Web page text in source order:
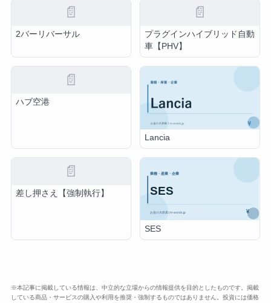
📄
2バーリバーサル
📄
プラグインハイブリッド自動
車【PHV】
📄
ハブ空港
Lancia
📄
差し押さえ【強制執行】
SES
※本記事に掲載している情報は、中立的な立場からの情報提供を目的としたものです。掲載
している商品・サービスの購入や利用を推奨・強制するものではありません。投資には価格